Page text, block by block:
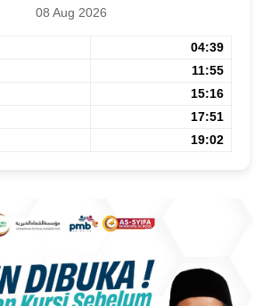
08 Aug 2026
04:39
11:55
15:16
17:51
19:02